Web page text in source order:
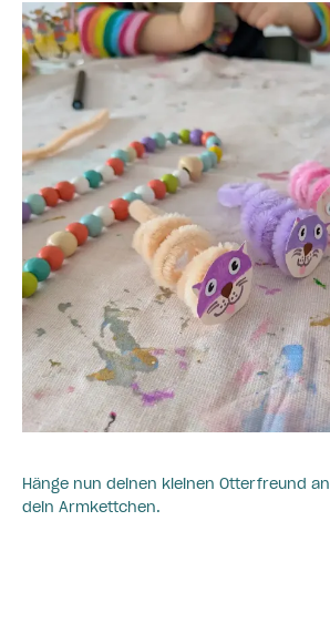
Hänge nun deinen kleinen Otterfreund an
dein Armkettchen.